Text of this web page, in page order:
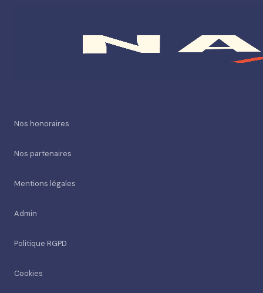
Nos honoraires
Nos partenaires
Mentions légales
Admin
Politique RGPD
Cookies